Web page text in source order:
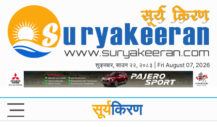
शुक्रबार, साउन २२, २०८३ | Fri August 07, 2026
सूर्यकिरण